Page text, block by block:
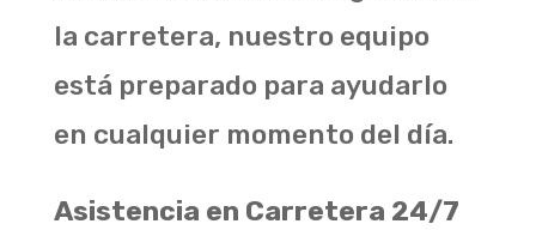
la carretera, nuestro equipo
está preparado para ayudarlo
en cualquier momento del día.
Asistencia en Carretera 24/7